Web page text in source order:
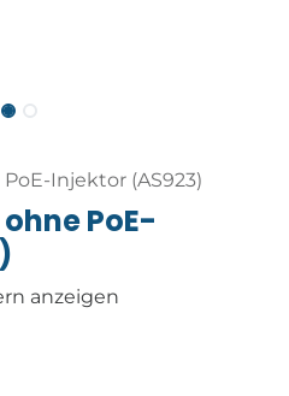
Injektor (AS923)
PoE-
anzeigen